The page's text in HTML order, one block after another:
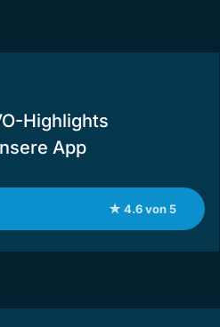
Highlights
App
★ 4.6 von 5